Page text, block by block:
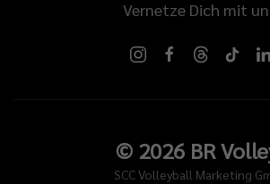
Vernetze Dich mit
© 2026BR
SCC Volleyball Marketing